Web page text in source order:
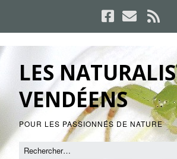
LES
VENDÉENS
POUR LES PASSIONNÉS DE NATURE